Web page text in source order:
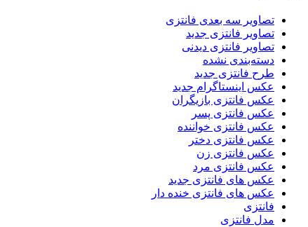
تصاویر سه بعدی فانتزی
تصاویر فانتزی جدید
تصاویر فانتزی دیدنی
دسته‌بندی نشده
طرح فانتزی جدید
عکس اینستاگرام جدید
عکس فانتزی بازیگران
عکس فانتزی پسر
عکس فانتزی خواننده
عکس فانتزی دختر
عکس فانتزی زن
عکس فانتزی مرد
عکس های فانتزی جدید
عکس های فانتزی خنده دار
فانتزی
مدل فانتزی